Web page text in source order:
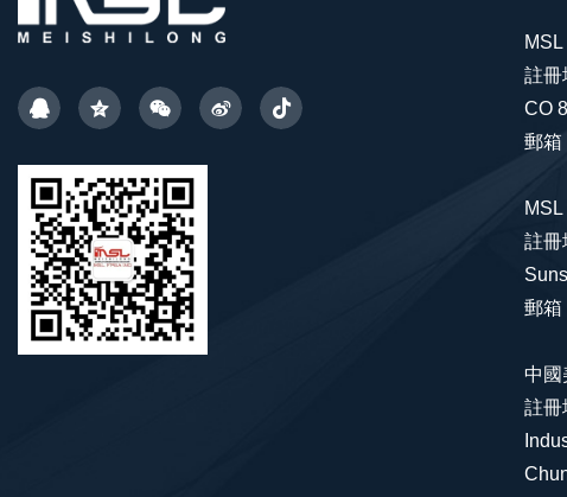
MSL
註冊
CO
郵箱
註冊
郵箱
中國
註冊